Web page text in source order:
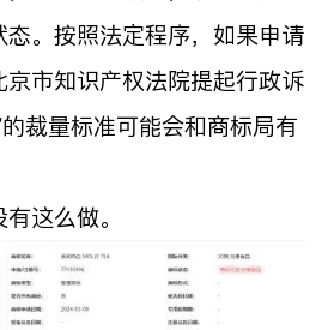
。按照法定程序，如果申请
京市知识产权法院提起行政诉
裁量标准可能会和商标局有
这么做。